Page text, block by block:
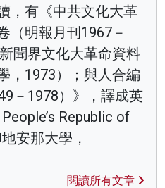
，有《中共文化大革
（明報月刊1967－
聞界文化大革命資料
，1973）；與人合編
－1978）》，譯成英
Republic of
安那大學，
閱讀所有文章